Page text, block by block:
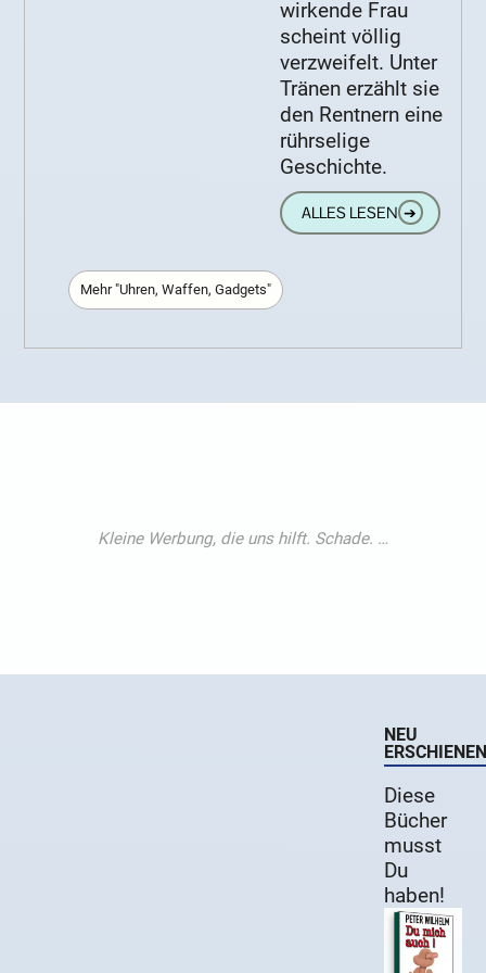
wirkende Frau
scheint völlig
verzweifelt. Unter
Tränen erzählt sie
den Rentnern eine
rührselige
Geschichte.
ALLES LESEN ➔
Mehr "Uhren, Waffen, Gadgets"
NEU
ERSCHIENEN
Diese
Bücher
musst
Du
haben!